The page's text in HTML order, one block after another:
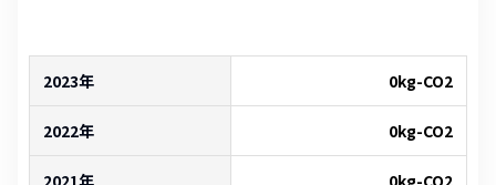
2023年 0kg-CO2
2022年 0kg-CO2
2021年 0kg-CO2